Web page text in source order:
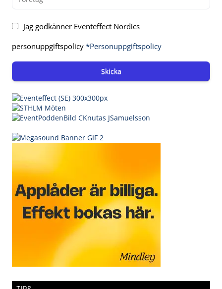
Jag godkänner Eventeffect Nordics
personuppgiftspolicy *Personuppgiftspolicy
Skicka